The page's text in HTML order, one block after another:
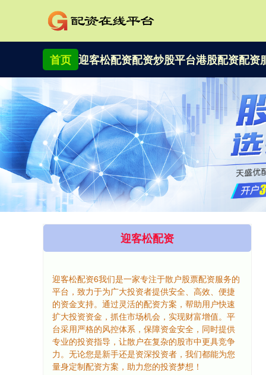
首页 迎客松配资配资炒股平台港股配资配资
迎客松配资
迎客松配资6我们是一家专注于散户股票配资服务的
平台，致力于为广大投资者提供安全、高效、便捷
的资金支持。通过灵活的配资方案，帮助用户快速
扩大投资资金，抓住市场机会，实现财富增值。平
台采用严格的风控体系，保障资金安全，同时提供
专业的投资指导，让散户在复杂的股市中更具竞争
力。无论您是新手还是资深投资者，我们都能为您
量身定制配资方案，助力您的投资梦想！